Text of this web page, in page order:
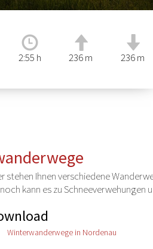
2:55 h 236 m 236 m
stehen Ihnen verschiedene
kann es zu
Winterwanderwege in Nordenau